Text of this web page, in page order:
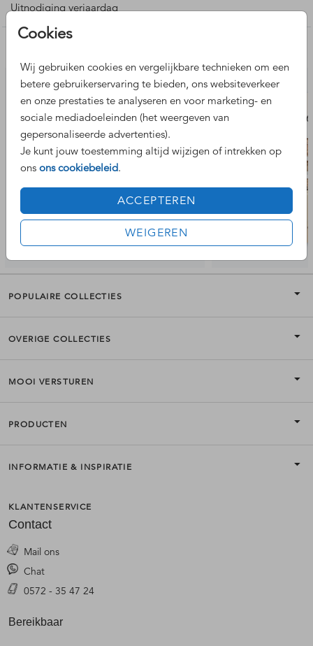
Cookies
Wij gebruiken cookies en vergelijkbare technieken om een
betere gebruikerservaring te bieden, ons websiteverkeer
en onze prestaties te analyseren en voor marketing- en
sociale mediadoeleinden (het weergeven van
gepersonaliseerde advertenties).
Je kunt jouw toestemming altijd wijzigen of intrekken op
ons ons cookiebeleid.
ACCEPTEREN
WEIGEREN
Uitnodiging verjaardag
POPULAIRE COLLECTIES
OVERIGE COLLECTIES
MOOI VERSTUREN
PRODUCTEN
INFORMATIE & INSPIRATIE
KLANTENSERVICE
Contact
Mail ons
Chat
0572 - 35 47 24
Bereikbaar